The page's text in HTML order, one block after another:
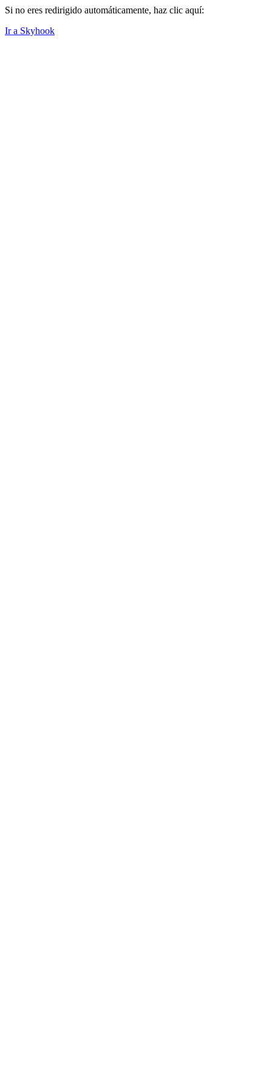
Si no eres redirigido automáticamente, haz clic aquí:
Ir a Skyhook